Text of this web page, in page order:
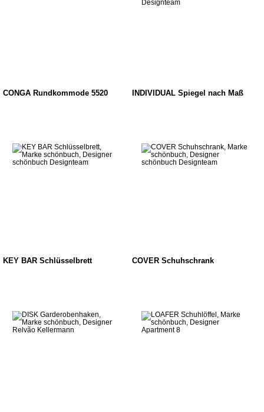
CONGA Rundkommode 5520 INDIVIDUAL Spiegel nach Maß
KEY BAR Schlüsselbrett COVER Schuhschrank